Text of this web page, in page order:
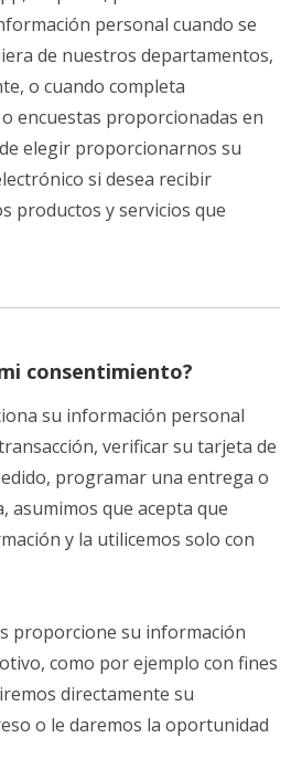
personal cuando se
de nuestros departamentos,
o cuando completa
encuestas proporcionadas en
elegir proporcionarnos su
si desea recibir
productos y servicios que
consentimiento?
su información personal
verificar su tarjeta de
programar una entrega o
asumimos que acepta que
y la utilicemos solo con
proporcione su información
como por ejemplo con fines
directamente su
o le daremos la oportunidad